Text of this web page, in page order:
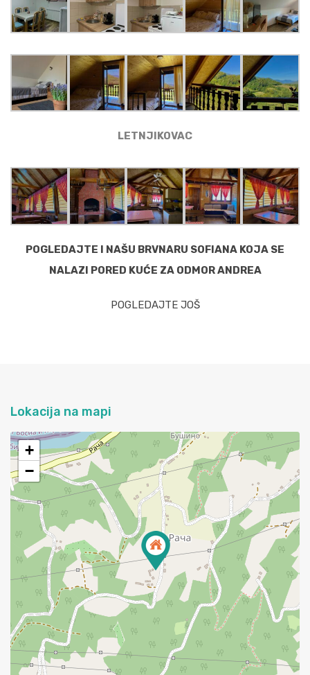
LETNJIKOVAC
POGLEDAJTE I NAŠU BRVNARU SOFIANA KOJA SE
NALAZI PORED KUĆE ZA ODMOR ANDREA
POGLEDAJTE JOŠ
Lokacija na mapi
+
−